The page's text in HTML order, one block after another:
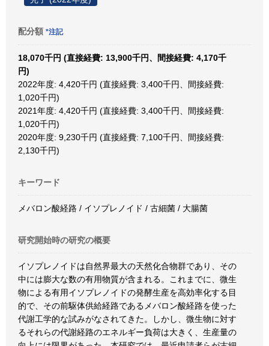
配分額 *注記
18,070千円 (直接経費: 13,900千円、間接経費: 4,170千
円)
2022年度: 4,420千円 (直接経費: 3,400千円、間接経費:
1,020千円)
2021年度: 4,420千円 (直接経費: 3,400千円、間接経費:
1,020千円)
2020年度: 9,230千円 (直接経費: 7,100千円、間接経費:
2,130千円)
キーワード
メバロン酸経路 / イソプレノイド / 古細菌 / 大腸菌
研究開始時の研究の概要
イソプレノイドは自然界最大の天然化合物群であり、その
中には膨大な数の有用物質が含まれる。これまでに、微生
物による有用イソプレノイドの発酵生産を高効率化する目
的で、その前駆体供給経路であるメバロン酸経路を使った
代謝工学的な試みがなされてきた。しかし、微生物に対す
るそれらの代謝経路のエネルギー負荷は大きく、生産量の